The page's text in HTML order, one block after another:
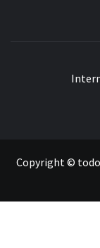
Copyright ©